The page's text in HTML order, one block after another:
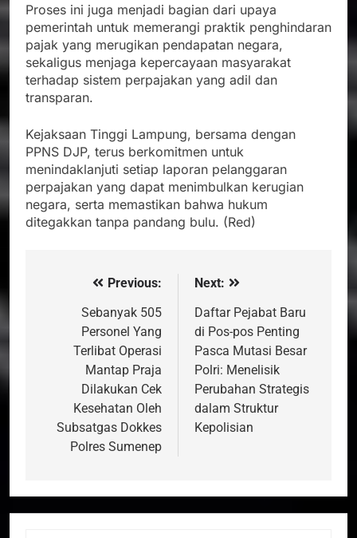
Proses ini juga menjadi bagian dari upaya
pemerintah untuk memerangi praktik penghindaran
pajak yang merugikan pendapatan negara,
sekaligus menjaga kepercayaan masyarakat
terhadap sistem perpajakan yang adil dan
transparan.
Kejaksaan Tinggi Lampung, bersama dengan
PPNS DJP, terus berkomitmen untuk
menindaklanjuti setiap laporan pelanggaran
perpajakan yang dapat menimbulkan kerugian
negara, serta memastikan bahwa hukum
ditegakkan tanpa pandang bulu. (Red)
NavigasiPrevious:
Sebanyak 505
Personel Yang
Terlibat Operasi
Mantap Praja
Dilakukan Cek
Kesehatan Oleh
Subsatgas Dokkes
Polres Sumenep
Next:
Daftar Pejabat Baru
di Pos-pos Penting
Pasca Mutasi Besar
Polri: Menelisik
Perubahan Strategis
dalam Struktur
Kepolisian